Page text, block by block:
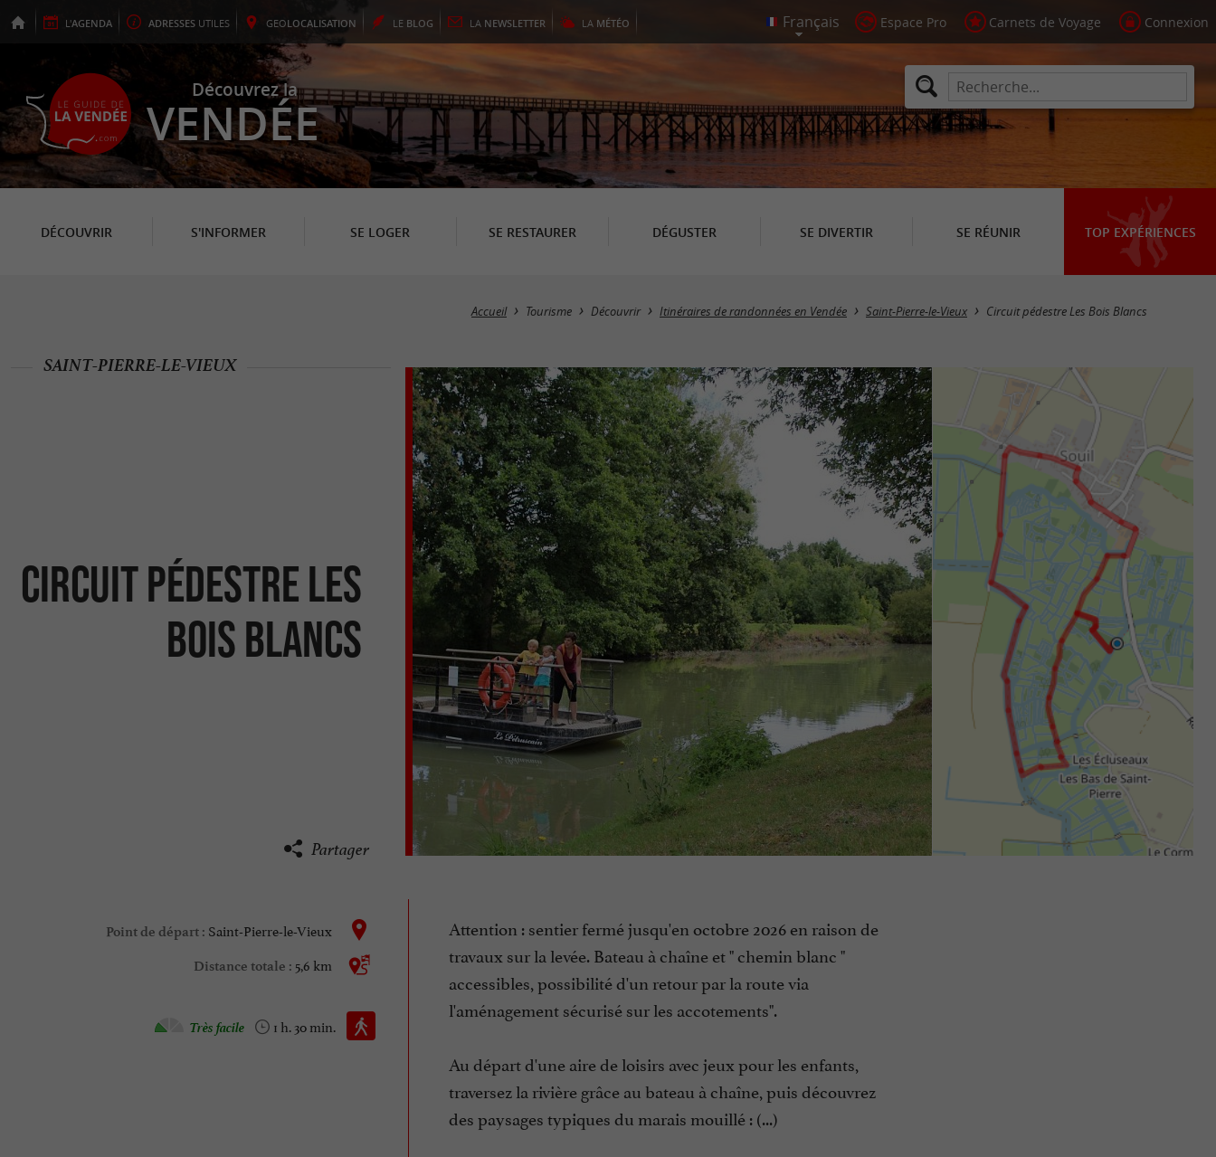
L'AGENDA ADRESSES UTILES GEOLOCALISATION LE BLOG LA NEWSLETTER LA MÉTÉO Espace Pro Carnets de Voyage Connexion
Découvrez la
VENDÉE
DÉCOUVRIR S'INFORMER SE LOGER SE RESTAURER DÉGUSTER SE DIVERTIR SE RÉUNIR TOP EXPÉRIENCES
Accueil Tourisme Découvrir Itinéraires de randonnées en Vendée Saint-Pierre-le-Vieux Circuit pédestre Les Bois Blancs
Circuit pédestre Les
Bois Blancs
SAINT-PIERRE-LE-VIEUX
Partager
Point de départ : Saint-Pierre-le-Vieux
Distance totale : 5,6 km
Marche à pied :
1 h. 30 min.
Très facile
Attention : sentier fermé jusqu'en octobre 2026 en raison de
travaux sur la levée. Bateau à chaîne et " chemin blanc "
accessibles, possibilité d'un retour par la route via
l'aménagement sécurisé sur les accotements".
Au départ d'une aire de loisirs avec jeux pour les enfants,
traversez la rivière grâce au bateau à chaîne, puis découvrez
des paysages typiques du marais mouillé : (...)